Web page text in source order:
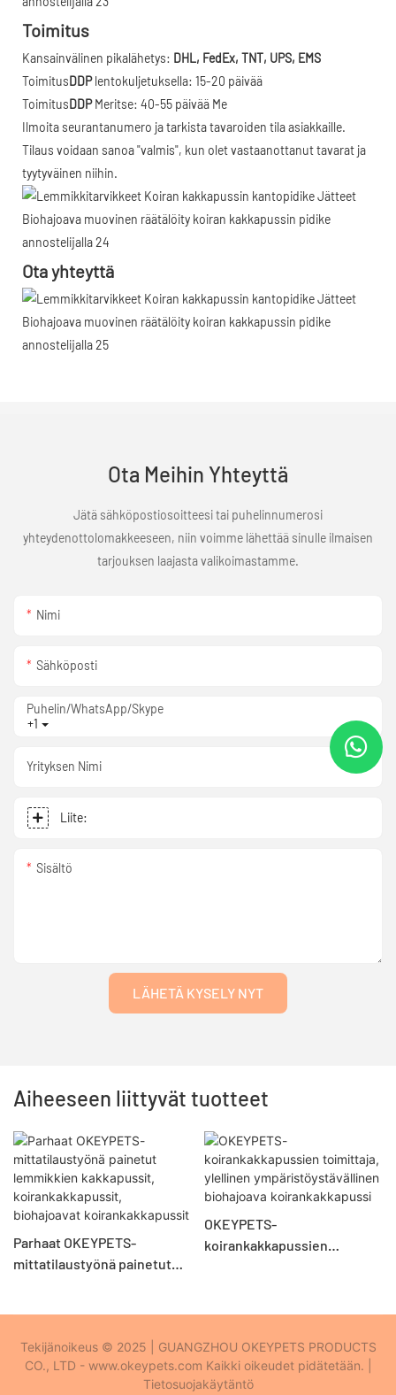
Toimitus
Kansainvälinen pikalähetys: DHL, FedEx, TNT, UPS, EMS
ToimitusDDPlentokuljetuksella: 15-20 päivää
ToimitusDDPMeritse: 40-55 päivää Me
Ilmoita seurantanumero ja tarkista tavaroiden tila asiakkaille.
Tilaus voidaan sanoa "valmis", kun olet vastaanottanut tavarat ja
tyytyväinen niihin.
Ota yhteyttä
Ota Meihin Yhteyttä
Jätä sähköpostiosoitteesi tai puhelinnumerosi
yhteydenottolomakkeeseen, niin voimme lähettää sinulle ilmaisen
tarjouksen laajasta valikoimastamme.
Nimi
Sähköposti
+1
Puhelin/WhatsApp/Skype
Yrityksen Nimi
Liite:
Sisältö
LÄHETÄ KYSELY NYT
Aiheeseen liittyvät tuotteet
Parhaat OKEYPETS-
mittatilaustyönä painetut
koirankakkapussit
OKEYPETS-
koirankakkapussien
Tekijänoikeus © 2025 | GUANGZHOU OKEYPETS PRODUCTS
CO., LTD - www.okeypets.com Kaikki oikeudet pidätetään. |
Tietosuojakäytäntö